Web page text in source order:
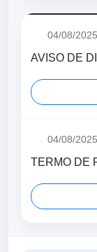
04/08/2025
AVISO DE
04/08/2025
TERMO DE